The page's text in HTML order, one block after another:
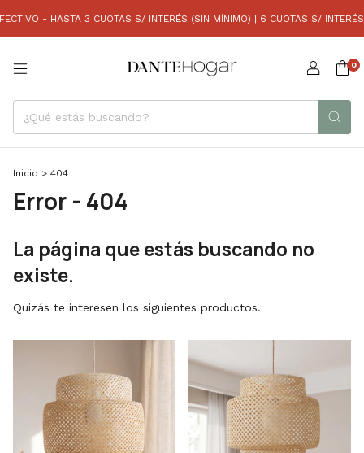
- HASTA 3 CUOTAS S/ INTERÉS (SIN MÍNIMO) | 6 CUOTAS S/
0
Inicio > 404
Error - 404
La página que estás buscando no
existe.
Quizás te interesen los siguientes productos.